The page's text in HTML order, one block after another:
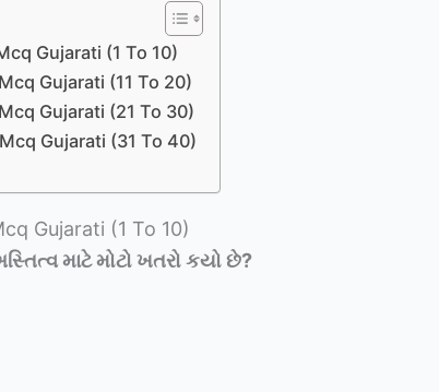
Gujarati (1 To 10)
Gujarati (11 To 20)
Gujarati (21 To 30)
Gujarati (31 To 40)
Gujarati (1 To 10)
માટે મોટો ખતરો કયો છે?